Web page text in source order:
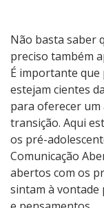
Não basta saber
preciso também
É importante que
estejam cientes
para oferecer um
transição. Aqui
os pré-
Comunicação
abertos com os
sintam à vontade